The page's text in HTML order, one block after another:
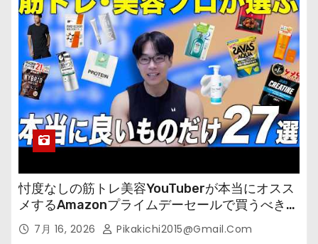
忖度なしの筋トレ美容YouTuberが本当にオスス
メするAmazonプライムデーセールで買うべきも
の 7月 16, 2026 Pikakichi2015@gmail.com